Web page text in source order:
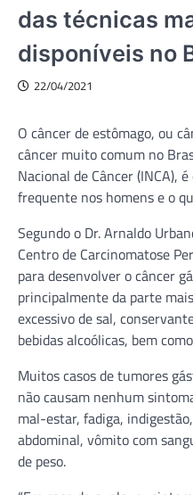
das técnicas
disponíveis no
22/04/2021
O câncer de estômago, ou
câncer muito comum no
Nacional de Câncer (INCA),
frequente nos homens e o
Segundo o Dr. Arnaldo
Centro de Carcinomatose
para desenvolver o câncer
principalmente da parte
excessivo de sal,
bebidas alcoólicas, bem
Muitos casos de tumores
não causam nenhum
mal-estar, fadiga,
abdominal, vômito com
de peso.